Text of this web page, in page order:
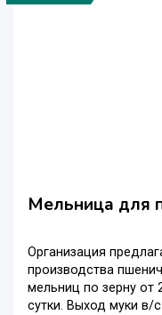
Мельница для
Организация
производства
мельниц по зерну от
сутки. Выход муки в/